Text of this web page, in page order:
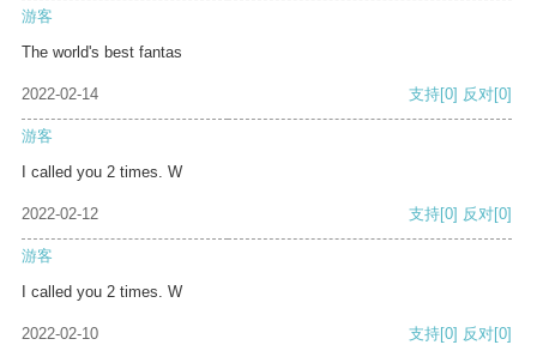
游客
The world's best fantas
2022-02-14 支持[0] 反对[0]
游客
I called you 2 times. W
2022-02-12 支持[0] 反对[0]
游客
I called you 2 times. W
2022-02-10 支持[0] 反对[0]